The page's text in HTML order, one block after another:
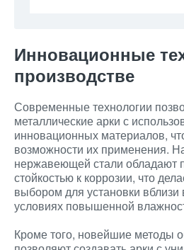
Инновационные
производстве
Современные технологии
металлические арки с
инновационных материалов,
возможности их применения.
нержавеющей стали обладают
стойкостью к коррозии, что
выбором для установки
условиях повышенной
Кроме того, новейшие методы